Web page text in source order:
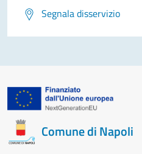
Segnala disservizio
Comune di Napoli